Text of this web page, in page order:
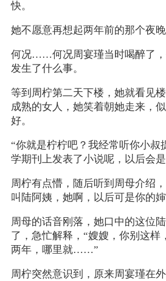
快。
她不愿意再想起两年前的那个夜晚
何况……何况周宴瑾当时喝醉了
发生了什么事。
等到周柠第二天下楼，她就看见
成熟的女人，她笑着朝她走来，
好。
“你就是柠柠吧？我经常听你小叔
学期刊上发表了小说呢，以后会
周柠有点懵，随后听到周母介绍
叫陆阿姨，她啊，以后可是你的
周母的话音刚落，她口中的这位
了，急忙解释，“嫂嫂，你别这样
两年，哪里就……”
周柠突然意识到，原来周宴瑾在